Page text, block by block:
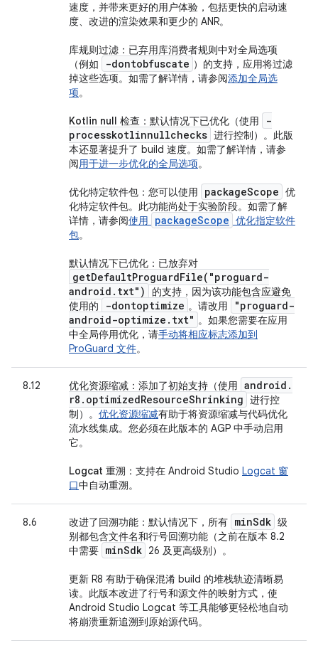
速度，并带来更好的用户体验，包括更快的启动速
度、改进的渲染效果和更少的 ANR。
库规则过滤 ：已弃用库消费者规则中对全局选项
（例如
-dontobfuscate ）的支持，应用将过滤
掉这些选项。如需了解详情，请参阅添加全局选
项。
Kotlin null 检查 ：默认情况下已优化（使用
-
processkotlinnullchecks 进行控制）。此版
本还显著提升了 build 速度。如需了解详情，请参
阅用于进一步优化的全局选项。
优化特定软件包 ：您可以使用 packageScope 优
化特定软件包。此功能尚处于实验阶段。如需了解
详情，请参阅使用 packageScope 优化指定软件
包。
默认情况下已优化 ：已放弃对
getDefaultProguardFile( "proguard-
android . txt")
的支持，因为该功能包含应避免
使用的
-dontoptimize 。请改用
"proguard-
android-optimize . txt" 。如果您需要在应用
中全局停用优化，请手动将相应标志添加到
ProGuard 文件。
8.12 优化资源缩减 ：添加了初始支持（使用 android .
r8 . optimizedResourceShrinking 进行控
制）。 优化资源缩减有助于将资源缩减与代码优化
流水线集成。您必须在此版本的 AGP 中手动启用
它。
Logcat 重溯 ：支持在 Android Studio Logcat 窗
口中自动重溯。
8.6 改进了回溯功能 ：默认情况下，所有 minSdk 级
别都包含文件名和行号回溯功能（之前在版本 8.2
中需要 minSdk 26 及更高级别）。
更新 R8 有助于确保混淆 build 的堆栈轨迹清晰易
读。此版本改进了行号和源文件的映射方式，使
Android Studio Logcat 等工具能够更轻松地自动
将崩溃重新追溯到原始源代码。